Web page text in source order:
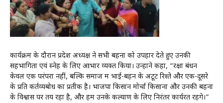
कार्यक्रम के दौरान प्रदेश अध्यक्ष ने सभी बहनों को उपहार देते हुए उनकी
सहभागिता एवं स्नेह के लिए आभार व्यक्त किया। उन्होंने कहा, “रक्षा बंधन
केवल एक परंपरा नहीं, बल्कि समाज में भाई-बहन के अटूट रिश्ते और एक-दूसरे
के प्रति कर्तव्यबोध का प्रतीक है। भाजपा किसान मोर्चा किसानों और उनकी बहनों
के विश्वास पर तय रहा है, और हम उनके कल्याण के लिए निरंतर कार्यरत रहेंगे।”